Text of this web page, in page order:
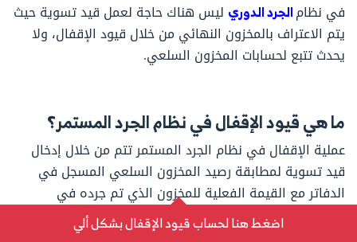
في نظامالجرد الدوري ليس هناك حاجة لعمل قيد تسوية حيث
يتم الاعتراف بالمخزون النهائي من خلال قيود الإقفال، ولا
يحدث تتبع لحسابات المخزون السلعي.
ما هي قيود الإقفال في نظام الجرد المستمر؟
عملية الإقفال في نظام الجرد المستمر تتم من خلال إدخال
قيد تسوية لمطابقة رصيد المخزون السلعي المسجل في
الدفاتر مع القيمة الفعلية للمخزون الذي تم جرده في
المستودعات.اضغط هنا لحساب قيود الإقفال بشكل ألي